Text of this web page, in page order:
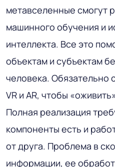
метавселенные смогут
машинного обучения и
интеллекта. Все это
объектам и субъектам
человека. Обязательно
VR и AR, чтобы
Полная реализация
компоненты есть и
от друга. Проблема в
информации, ее